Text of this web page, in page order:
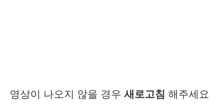
영상이 나오지 않을 경우 새로고침 해주세요